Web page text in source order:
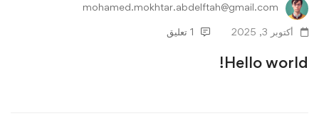
mohamed.mokhtar.abdelftah@gmail.com
أكتوبر 3, 2025 1 تعليق
Hello world!